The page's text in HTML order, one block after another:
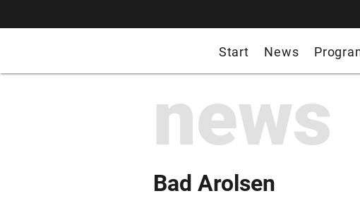
Start News
news
Bad Arolsen